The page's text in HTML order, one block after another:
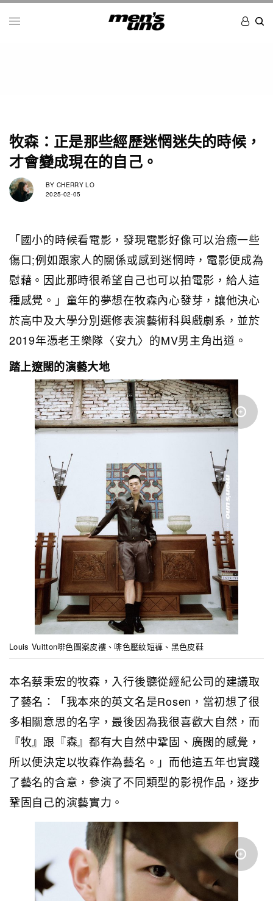
牧森：正是那些經歷迷惘迷失的時候，
才會變成現在的自己。
BY CHERRY LO
2025-02-05
「國小的時候看電影，發現電影好像可以治癒一些
傷口;例如跟家人的關係或感到迷惘時，電影便成為
慰藉。因此那時很希望自己也可以拍電影，給人這
種感覺。」童年的夢想在牧森內心發芽，讓他決心
於高中及大學分別選修表演藝術科與戲劇系，並於
2019年憑老王樂隊〈安九〉的MV男主角出道。
踏上遼闊的演藝大地
Louis Vuitton啡色圖案皮褸、啡色壓紋短褲、黑色皮鞋
本名蔡秉宏的牧森，入行後聽從經紀公司的建議取
了藝名：「我本來的英文名是Rosen，當初想了很
多相關意思的名字，最後因為我很喜歡大自然，而
『牧』跟『森』都有大自然中鞏固、廣闊的感覺，
所以便決定以牧森作為藝名。」而他這五年也實踐
了藝名的含意，參演了不同類型的影視作品，逐步
鞏固自己的演藝實力。